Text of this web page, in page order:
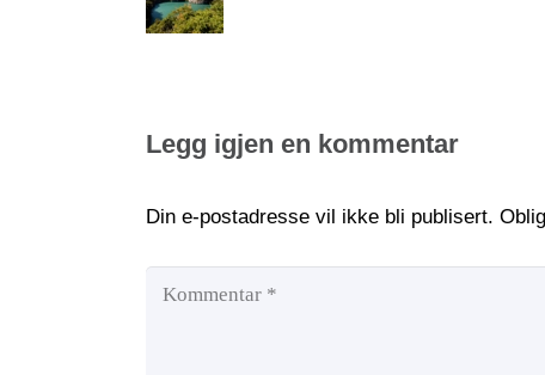
Legg igjen en kommentar
Din e-postadresse vil ikke bli publisert.